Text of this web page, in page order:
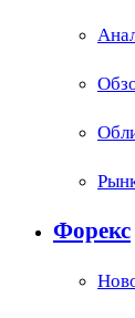
Форекс